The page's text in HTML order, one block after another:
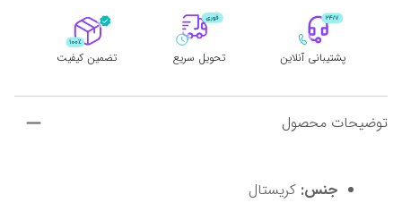
پشتیبانی آنلاین تحویل سریع تضمین کیفیت
توضیحات محصول
جنس: کریستال